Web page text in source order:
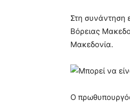
Στη συνάντηση
Βόρειας
Μακεδονία.
Ο